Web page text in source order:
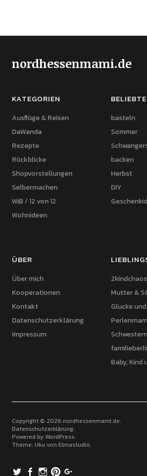
nordhessenmami.de
KATEGORIEN
Ausflüge & Reisen
DaWanda
Rezepte
Rückblicke
Shopvorstellungen
Selbermachen
WiB / 12 von 12
Wohnideen
basteln
Sommer
backen
Herbst
DIY
ÜBER
Über mich
Kooperationen
Kontakt
Datenschutzerklärung
Impressum
2kindchaos
Mutter &
Glucke
Baby, Kind
Copyright © 2026 nordhessenmami.de
Datenschutzerklärung
Powered by WordPress
Theme: Uku von Elmastudio